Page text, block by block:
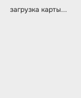
загрузка карты...